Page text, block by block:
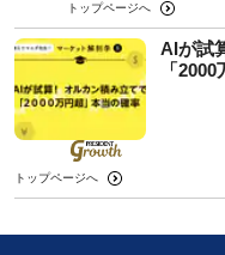
トップページへ
AIが試
「
トップページへ